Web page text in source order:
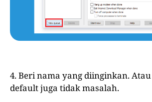
4. Beri nama yang diinginkan.
default juga tidak masalah.